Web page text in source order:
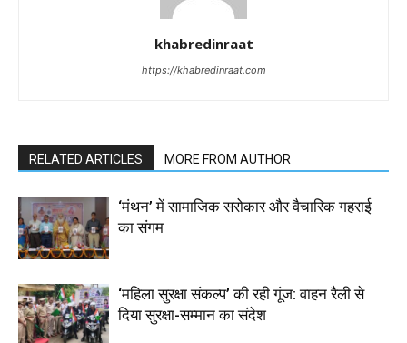
khabredinraat
https://khabredinraat.com
RELATED ARTICLES MORE FROM AUTHOR
‘मंथन’ में सामाजिक सरोकार और वैचारिक गहराई
का संगम
‘महिला सुरक्षा संकल्प’ की रही गूंज: वाहन रैली से
दिया सुरक्षा-सम्मान का संदेश